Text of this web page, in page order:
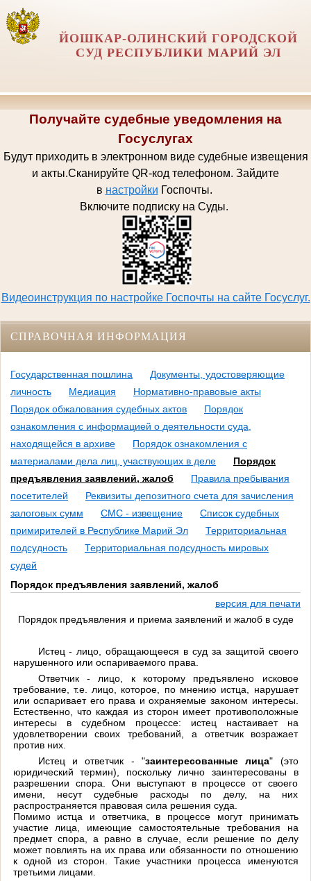
ЙОШКАР-ОЛИНСКИЙ ГОРОДСКОЙ
СУД РЕСПУБЛИКИ МАРИЙ ЭЛ
Получайте судебные уведомления на
Госуслугах
Будут приходить в электронном виде судебные извещения
и акты.Сканируйте QR-код телефоном. Зайдите
в настройки Госпочты.
Включите подписку на Суды.
Видеоинструкция по настройке Госпочты на сайте Госуслуг.
СПРАВОЧНАЯ ИНФОРМАЦИЯ
Государственная пошлина
Документы, удостоверяющие
личность
Медиация
Нормативно-правовые акты
Порядок обжалования судебных актов
Порядок
ознакомления с информацией о деятельности суда,
находящейся в архиве
Порядок ознакомления с
материалами дела лиц, участвующих в деле
Порядок
предъявления заявлений, жалоб
Правила пребывания
посетителей
Реквизиты депозитного счета для зачисления
залоговых сумм
СМС - извещение
Список судебных
примирителей в Республике Марий Эл
Территориальная
подсудность
Территориальная подсудность мировых
судей
Порядок предъявления заявлений, жалоб
версия для печати
Порядок предъявления и приема заявлений и жалоб в суде
Истец - лицо, обращающееся в суд за защитой своего
нарушенного или оспариваемого права.
Ответчик- лицо, к которому предъявлено исковое
требование, т.е. лицо, которое, по мнению истца, нарушает
или оспаривает его права и охраняемые законом интересы.
Естественно, что каждая из сторон имеет противоположные
интересы в судебном процессе: истец настаивает на
удовлетворении своих требований, а ответчик возражает
против них.
Истец и ответчик - "заинтересованные лица" (это
юридический термин), поскольку лично заинтересованы в
разрешении спора. Они выступают в процессе от своего
имени, несут судебные расходы по делу, на них
распространяется правовая сила решения суда.
Помимо истца и ответчика, в процессе могут принимать
участие лица, имеющие самостоятельные требования на
предмет спора, а равно в случае, если решение по делу
может повлиять на их права или обязанности по отношению
к одной из сторон. Такие участники процесса именуются
третьими лицами.